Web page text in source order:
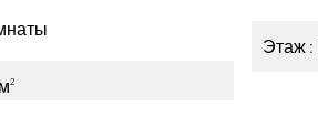
Этаж